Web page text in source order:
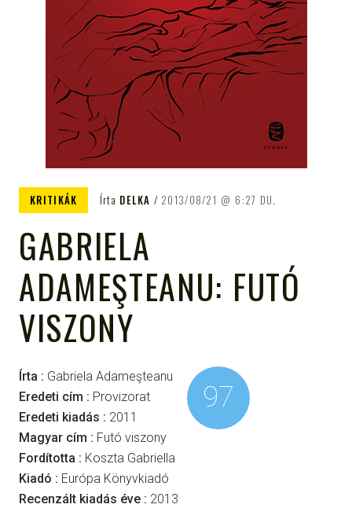
KRITIKÁK Írta DELKA 2013/08/21 6:27 DU.
GABRIELA
ADAMEŞTEANU: FUTÓ
VISZONY
Írta : Gabriela Adameşteanu
Eredeti cím : Provizorat
Eredeti kiadás : 2011
Magyar cím : Futó viszony
Fordította : Koszta Gabriella
Kiadó : Európa Könyvkiadó
Recenzált kiadás éve : 2013
97